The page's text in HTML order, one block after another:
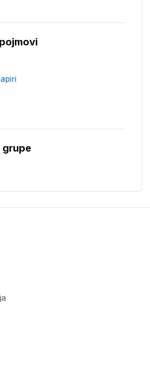
grupe